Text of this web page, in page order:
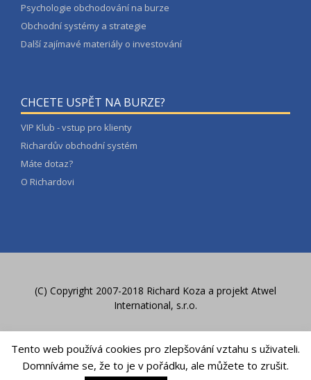
Psychologie obchodování na burze
Obchodní systémy a strategie
Další zajímavé materiály o investování
CHCETE USPĚT NA BURZE?
VIP Klub - vstup pro klienty
Richardův obchodní systém
Máte dotaz?
O Richardovi
(C) Copyright 2007-2018 Richard Koza a projekt Atwel
International, s.r.o.
Tento web používá cookies pro zlepšování vztahu s uživateli.
Domníváme se, že to je v pořádku, ale můžete to zrušit.